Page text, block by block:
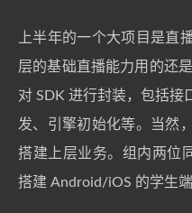
上半年的一个大项目是直
层的基础直播能力用的还
对 SDK 进行封装，包括接
发、引擎初始化等。当然
搭建上层业务。组内两位
搭建 Android/iOS 的学生